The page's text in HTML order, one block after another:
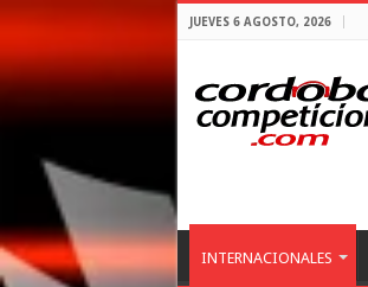
JUEVES 6 AGOSTO, 2026
INTERNACIONALES